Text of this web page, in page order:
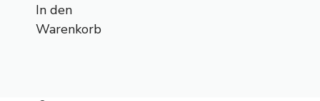
In den
Warenkorb